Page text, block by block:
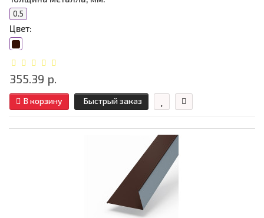
0.5
Цвет:
355.39 р.
В корзину Быстрый заказ